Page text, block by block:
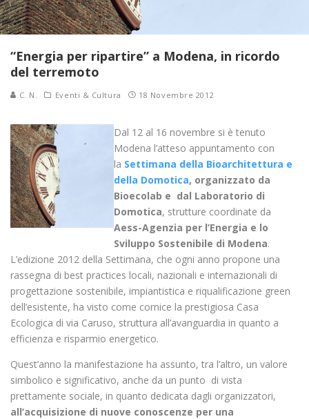
“Energia per ripartire” a Modena, in ricordo
del terremoto
C. N. Eventi & Cultura 18 Novembre 2012
Dal 12 al 16 novembre si è tenuto
Modena l’atteso appuntamento con
la Settimana della Bioarchitettura e
della Domotica, organizzato da
Bioecolab e dal Laboratorio di
Domotica, strutture coordinate da
Aess-Agenzia per l’Energia e lo
Sviluppo Sostenibile di Modena.
L’edizione 2012 della Settimana, che ogni anno propone una
rassegna di best practices locali, nazionali e internazionali di
progettazione sostenibile, impiantistica e riqualificazione green
dell’esistente, ha visto come cornice la prestigiosa Casa
Ecologica di via Caruso, struttura all’avanguardia in quanto a
efficienza e risparmio energetico.
Quest’anno la manifestazione ha assunto, tra l’altro, un valore
simbolico e significativo, anche da un punto di vista
prettamente sociale, in quanto dedicata dagli organizzatori,
all’acquisizione di nuove conoscenze per una